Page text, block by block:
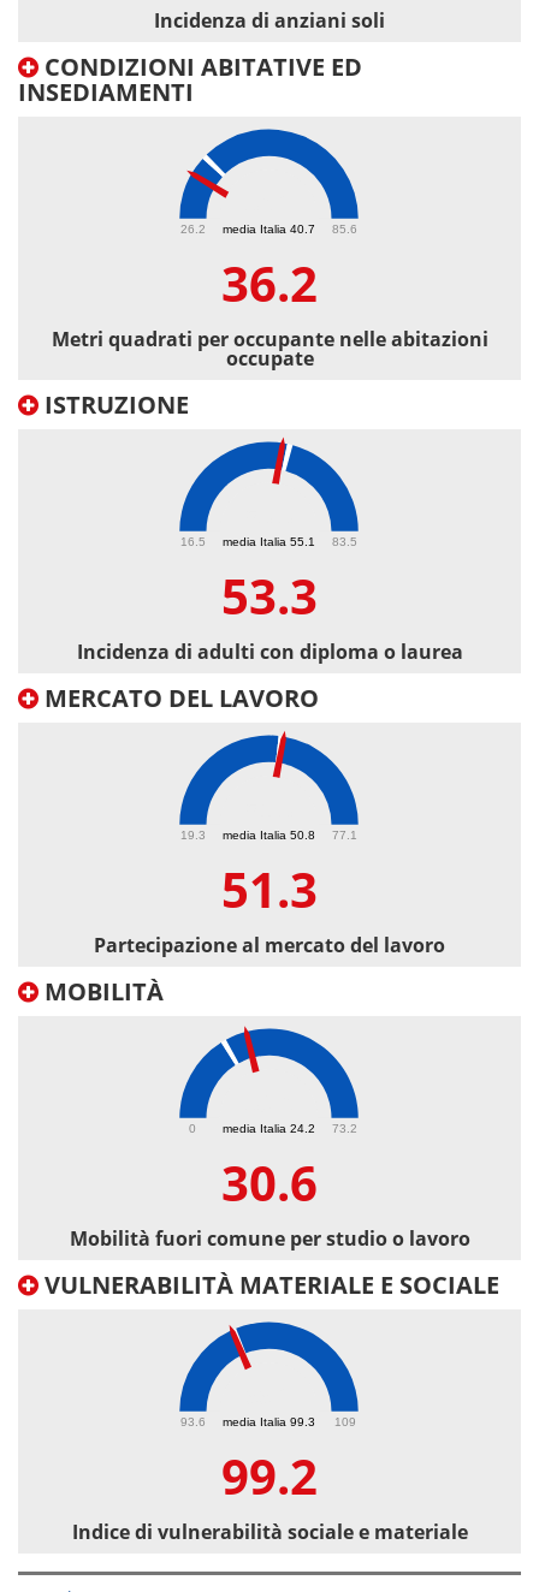
Incidenza di anziani soli
CONDIZIONI ABITATIVE ED
INSEDIAMENTI
media Italia 40.7
26.2 85.6
36.2
Metri quadrati per occupante nelle abitazioni
occupate
ISTRUZIONE
media Italia 55.1
16.5 83.5
53.3
Incidenza di adulti con diploma o laurea
MERCATO DEL LAVORO
media Italia 50.8
19.3 77.1
51.3
Partecipazione al mercato del lavoro
MOBILITÀ
media Italia 24.2
0 73.2
30.6
Mobilità fuori comune per studio o lavoro
VULNERABILITÀ MATERIALE E SOCIALE
media Italia 99.3
93.6 109
99.2
Indice di vulnerabilità sociale e materiale